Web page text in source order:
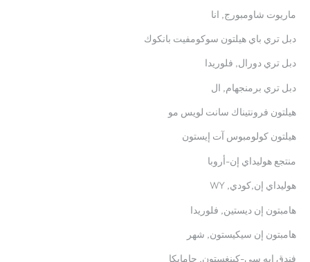
ماريوت شاومبورج, انا
دبل تري باي هيلتون سوكومفيت بانكوك
دبل تري دورال, فلوريدا
دبل تري برمنجهام, ال
هيلتون فرونتيناك سانت لويس مو
هيلتون كولومبوس آت إيستون
منتجع هوليداي إن-أروبا
هوليداي إن,كودي, WY
هامبتون إن ديستين, فلوريدا
هامبتون إن سيكيستون, شهر
فندق إيه سي-كينغستون, جامايكا